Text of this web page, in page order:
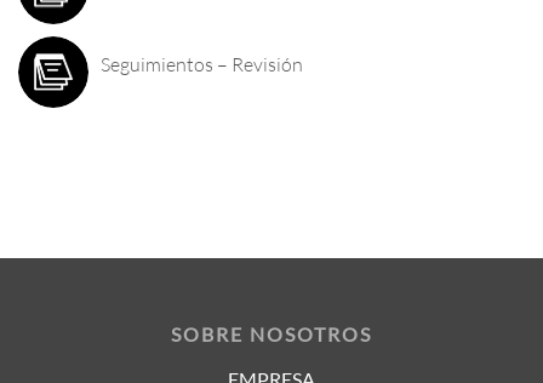
Seguimientos – Revisión
SOBRE NOSOTROS